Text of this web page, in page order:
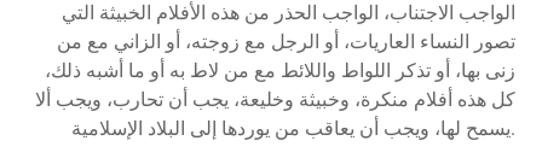
الواجب الاجتناب، الواجب الحذر من هذه الأفلام الخبيثة التي
تصور النساء العاريات، أو الرجل مع زوجته، أو الزاني مع من
زنى بها، أو تذكر اللواط واللائط مع من لاط به أو ما أشبه ذلك،
كل هذه أفلام منكرة، وخبيثة وخليعة، يجب أن تحارب، ويجب ألا
يسمح لها، ويجب أن يعاقب من يوردها إلى البلاد الإسلامية.